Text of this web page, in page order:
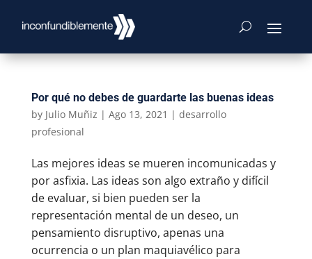
Por qué no debes de guardarte las buenas ideas
by Julio Muñiz | Ago 13, 2021 | desarrollo
profesional
Las mejores ideas se mueren incomunicadas y
por asfixia. Las ideas son algo extraño y difícil
de evaluar, si bien pueden ser la
representación mental de un deseo, un
pensamiento disruptivo, apenas una
ocurrencia o un plan maquiavélico para